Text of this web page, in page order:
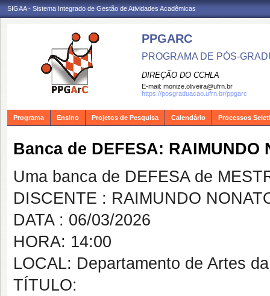
SIGAA - Sistema Integrado de Gestão de Atividades Acadêmicas
PPGARC
PROGRAMA DE PÓS-
DIREÇÃO DO CCHLA
E-mail: monize.oliveira@ufrn.br
https://posgraduacao.ufrn.br/ppgarc
Programa Ensino Projetos de Pesquisa Calendário Processos
Banca de DEFESA: RAIMUNDO
Uma banca de DEFESA de
DISCENTE : RAIMUNDO
DATA : 06/03/2026
HORA: 14:00
LOCAL: Departamento de Artes
TÍTULO: